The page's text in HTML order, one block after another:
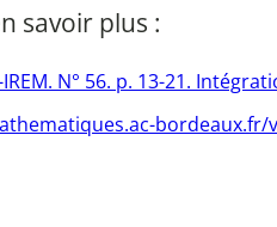
savoir plus :
N° 56. p. 13-21.